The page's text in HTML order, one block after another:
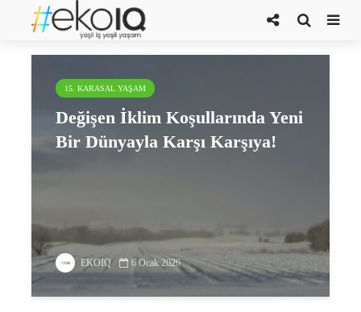
kar yağışı
15. KARASAL YAŞAM
Değişen İklim Koşullarında Yeni
Bir Dünyayla Karşı Karşıya!
EKOIQ 6 Ocak 2026